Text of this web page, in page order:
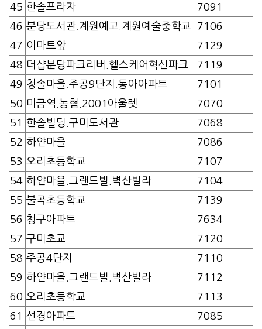
45 한솔프라자
7091
46 분당도서관.계원예고.계원예술중학교
7106
47 이마트앞
7129
48 더샵분당파크리버.헬스케어혁신파크
7119
49 청솔마을.주공9단지.동아아파트
7101
50 미금역.농협.2001아울렛
7070
51
한솔빌딩.구미도서관
7068
52 하얀마을
7086
53 오리초등학교
7107
54 하얀마을.그랜드빌.벽산빌라
7104
55 불곡초등학교
7139
56 청구아파트
7634
57 구미초교
7120
58 주공4단지
7110
59 하얀마을.그랜드빌.벽산빌라
7112
60 오리초등학교
7113
61
선경아파트
7085